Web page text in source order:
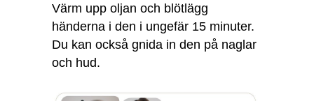
Värm upp oljan och blötlägg
händerna i den i ungefär 15 minuter.
Du kan också gnida in den på naglar
och hud.